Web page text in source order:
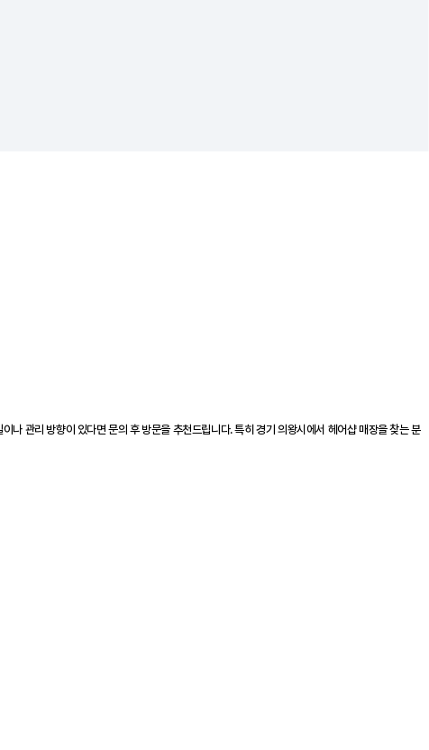
관리 방향이 있다면 문의 후 방문을 추천드립니다. 특히 경기 의왕시에서 헤어샵 매장을 찾는 분